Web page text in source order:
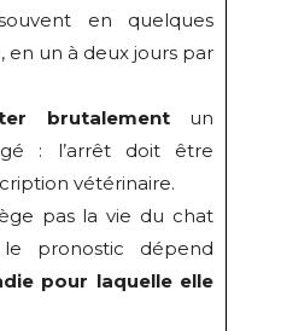
en quelques
en un à deux jours par
brutalementun
: l’arrêt doit être
vétérinaire.
pas la vie du chat
pronostic dépend
pour laquelle elle